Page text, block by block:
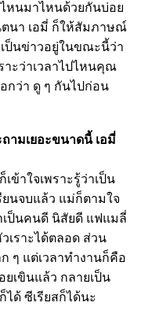
หนมาไหนด้วยกันบ่อย
ตนา เอมี่ ก็ให้สัมภาษณ์
ป็นข่าวอยู่ในขณะนี้ว่า
าะว่าเวลาไปไหนคุณ
กว่า ดู ๆ กันไปก่อน
ามเยอะขนาดนี้ เอมี่
ข้าใจเพราะรู้ว่าเป็น
นจบแล้ว แม่ก็ตามใจ
เป็นคนดี นิสัยดี แฟแมลี่
เราะได้ตลอด ส่วน
ๆ แต่เวลาทำงานก็คือ
ยเขินแล้ว กลายเป็น
ด้ ซีเรียสก็ได้นะ